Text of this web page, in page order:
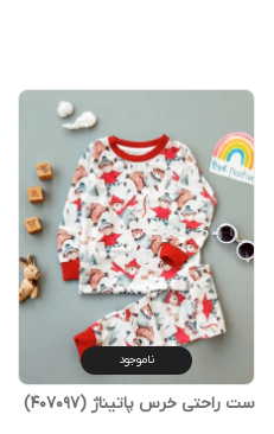
ناموجود
ست راحتی خرس پاتیناژ (407097)